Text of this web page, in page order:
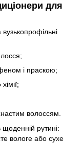
для
вузькопрофільні
і праскою;
волоссям.
рутині:
вологе або сухе